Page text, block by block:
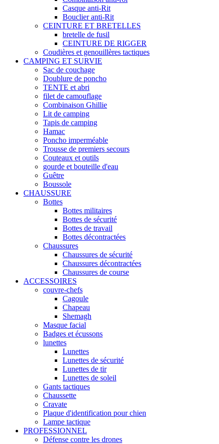
Casque anti-Rit
Bouclier anti-Rit
CEINTURE ET BRETELLES
bretelle de fusil
CEINTURE DE RIGGER
Coudières et genouillères tactiques
CAMPING ET SURVIE
Sac de couchage
Doublure de poncho
TENTE et abri
filet de camouflage
Combinaison Ghillie
Lit de camping
Tapis de camping
Hamac
Poncho imperméable
Trousse de premiers secours
Couteaux et outils
gourde et bouteille d'eau
Guêtre
Boussole
CHAUSSURE
Bottes
Bottes militaires
Bottes de sécurité
Bottes de travail
Bottes décontractées
Chaussures
Chaussures de sécurité
Chaussures décontractées
Chaussures de course
ACCESSOIRES
couvre-chefs
Cagoule
Chapeau
Shemagh
Masque facial
Badges et écussons
lunettes
Lunettes
Lunettes de sécurité
Lunettes de tir
Lunettes de soleil
Gants tactiques
Chaussette
Cravate
Plaque d'identification pour chien
Lampe tactique
PROFESSIONNEL
Défense contre les drones